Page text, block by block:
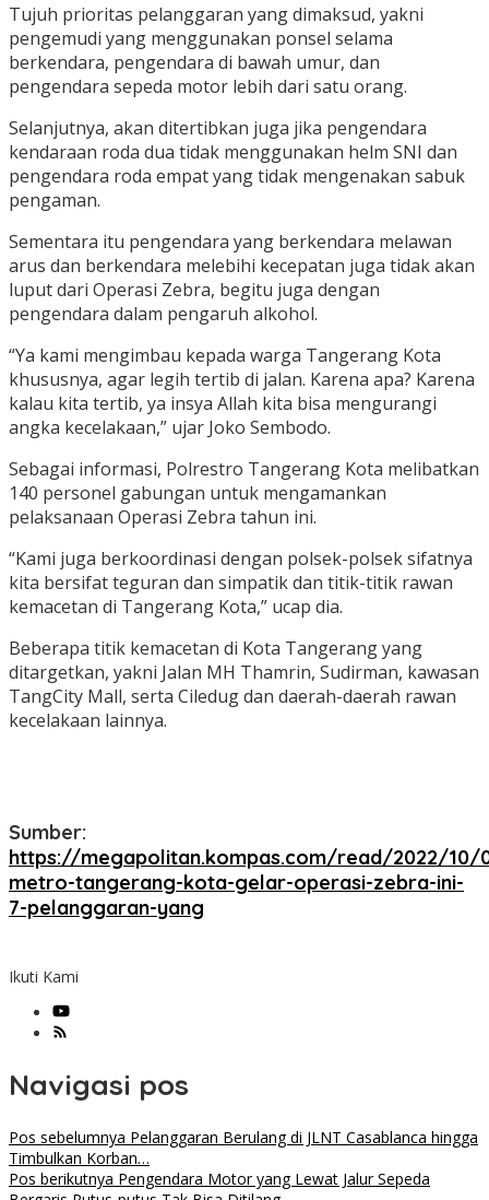
Tujuh prioritas pelanggaran yang dimaksud, yakni
pengemudi yang menggunakan ponsel selama
berkendara, pengendara di bawah umur, dan
pengendara sepeda motor lebih dari satu orang.
Selanjutnya, akan ditertibkan juga jika pengendara
kendaraan roda dua tidak menggunakan helm SNI dan
pengendara roda empat yang tidak mengenakan sabuk
pengaman.
Sementara itu pengendara yang berkendara melawan
arus dan berkendara melebihi kecepatan juga tidak akan
luput dari Operasi Zebra, begitu juga dengan
pengendara dalam pengaruh alkohol.
“Ya kami mengimbau kepada warga Tangerang Kota
khususnya, agar legih tertib di jalan. Karena apa? Karena
kalau kita tertib, ya insya Allah kita bisa mengurangi
angka kecelakaan,” ujar Joko Sembodo.
Sebagai informasi, Polrestro Tangerang Kota melibatkan
140 personel gabungan untuk mengamankan
pelaksanaan Operasi Zebra tahun ini.
“Kami juga berkoordinasi dengan polsek-polsek sifatnya
kita bersifat teguran dan simpatik dan titik-titik rawan
kemacetan di Tangerang Kota,” ucap dia.
Beberapa titik kemacetan di Kota Tangerang yang
ditargetkan, yakni Jalan MH Thamrin, Sudirman, kawasan
TangCity Mall, serta Ciledug dan daerah-daerah rawan
kecelakaan lainnya.
Sumber:
https://megapolitan.kompas.com/read/2022/10/
metro-tangerang-kota-gelar-operasi-zebra-ini-
7-pelanggaran-yang
Ikuti Kami
Navigasi pos
Pos sebelumnya Pelanggaran Berulang di JLNT Casablanca hingga
Timbulkan Korban…
Pos berikutnya Pengendara Motor yang Lewat Jalur Sepeda